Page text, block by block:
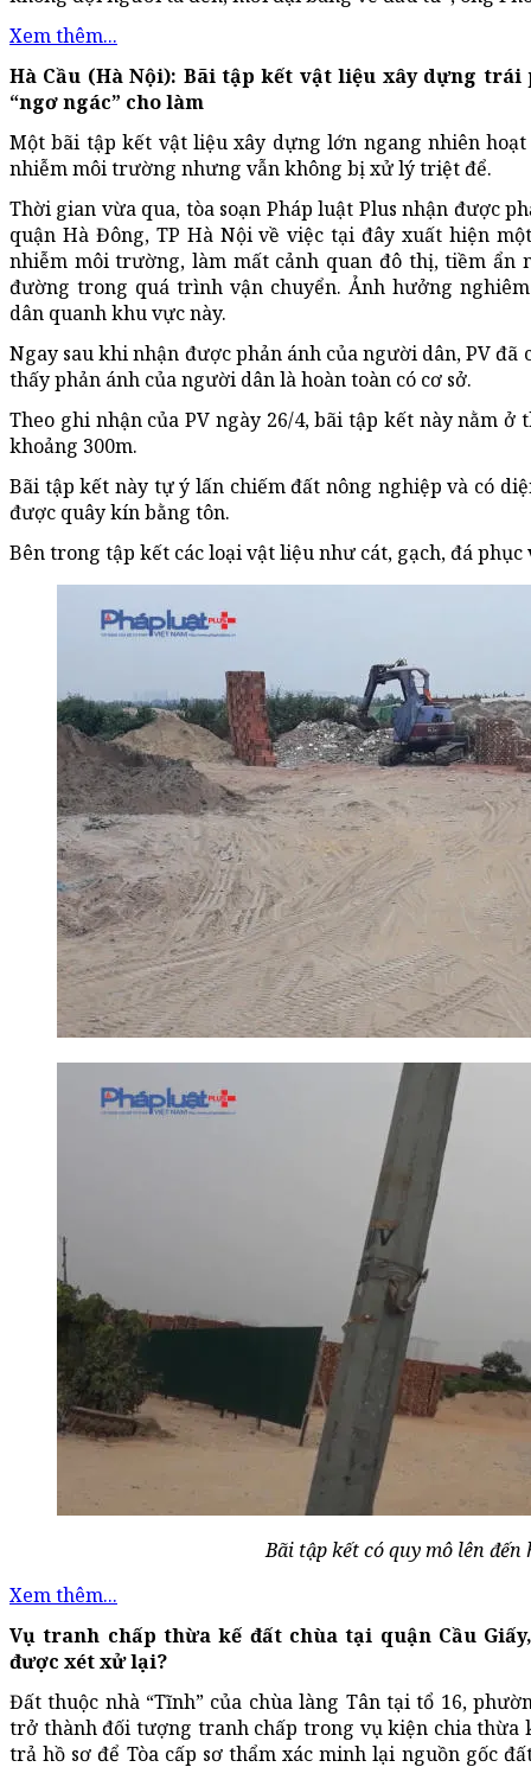
Xem thêm...
Hà Cầu (Hà Nội): Bãi tập kết vật liệu xây dựng
“ngơ ngác” cho làm
Một bãi tập kết vật liệu xây dựng lớn ngang nhiên
nhiễm môi trường nhưng vẫn không bị xử lý triệt để.
Thời gian vừa qua, tòa soạn Pháp luật Plus nhận được
quận Hà Đông, TP Hà Nội về việc tại đây xuất hiện
nhiễm môi trường, làm mất cảnh quan đô thị, tiềm ẩn
đường trong quá trình vận chuyển. Ảnh hưởng
dân quanh khu vực này.
Ngay sau khi nhận được phản ánh của người dân, PV
thấy phản ánh của người dân là hoàn toàn có cơ sở.
Theo ghi nhận của PV ngày 26/4, bãi tập kết này nằm ở
khoảng 300m.
Bãi tập kết này tự ý lấn chiếm đất nông nghiệp và có
được quây kín bằng tôn.
Bên trong tập kết các loại vật liệu như cát, gạch, đá phục
Bãi tập kết có quy mô lên đến
Xem thêm...
Vụ tranh chấp thừa kế đất chùa tại quận Cầu
được xét xử lại?
Đất thuộc nhà “Tĩnh” của chùa làng Tân tại tổ 16,
trở thành đối tượng tranh chấp trong vụ kiện chia thừa
trả hồ sơ để Tòa cấp sơ thẩm xác minh lại nguồn gốc